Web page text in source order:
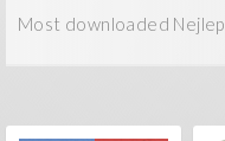
Most downloaded